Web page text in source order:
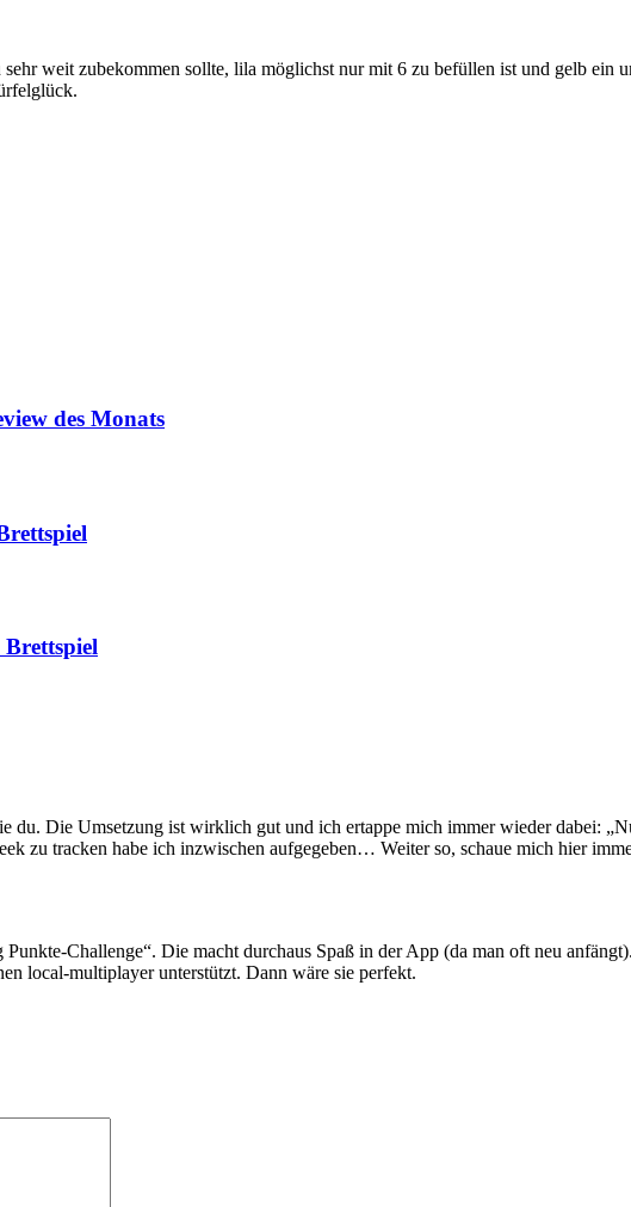
weit zubekommen sollte, lila möglichst nur mit 6 zu befüllen ist und gelb ein
des Monats
du. Die Umsetzung ist wirklich gut und ich ertappe mich immer wieder dabei:
zu tracken habe ich inzwischen aufgegeben… Weiter so, schaue mich hier
Challenge“. Die macht durchaus Spaß in der App (da man oft neu
local-multiplayer unterstützt. Dann wäre sie perfekt.